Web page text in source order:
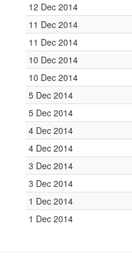
12 Dec 2014
11 Dec 2014
11 Dec 2014
10 Dec 2014
10 Dec 2014
5 Dec 2014
5 Dec 2014
4 Dec 2014
4 Dec 2014
3 Dec 2014
3 Dec 2014
1 Dec 2014
1 Dec 2014